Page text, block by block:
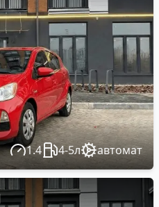
1.4 4-5л автомат